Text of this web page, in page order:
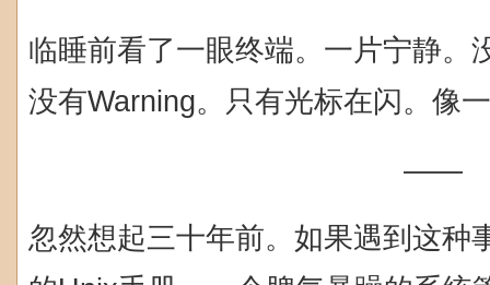
临睡前看了一眼终端。一片宁静。
没有Warning。只有光标在闪。像
——
忽然想起三十年前。如果遇到这种